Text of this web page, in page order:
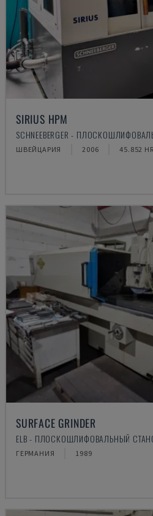
SIRIUS HPM
SCHNEEBERGER -
ШВЕЙЦАРИЯ 2006 45.852
SURFACE GRINDER
ELB - ПЛОСКОШЛИФОВАЛЬНЫЙ
ГЕРМАНИЯ 1989